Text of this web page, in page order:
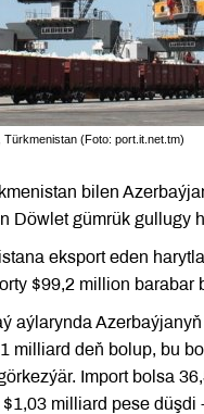
(Foto: port.it.net.tm)
bilen
Döwlet gümrük gullugy
eksport eden
$99,2 million barabar
aýlarynda
milliard deň bolup, bu
Import bolsa
milliard pese